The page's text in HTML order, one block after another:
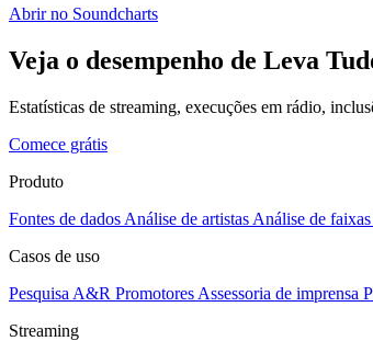
Abrir no Soundcharts
Veja o desempenho de Leva
Estatísticas de streaming, execuções em rádio,
Comece grátis
Produto
Fontes de dados Análise de artistas Análise de faixas
Casos de uso
Pesquisa A&R Promotores Assessoria de imprensa
Streaming